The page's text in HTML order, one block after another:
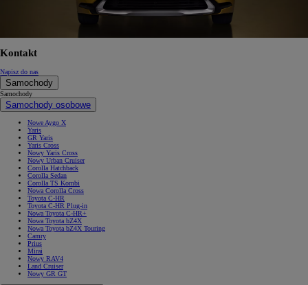
Kontakt
Napisz do nas
Samochody
Samochody
Samochody osobowe
Nowe Aygo X
Yaris
GR Yaris
Yaris Cross
Nowy Yaris Cross
Nowy Urban Cruiser
Corolla Hatchback
Corolla Sedan
Corolla TS Kombi
Nowa Corolla Cross
Toyota C-HR
Toyota C-HR Plug-in
Nowa Toyota C-HR+
Nowa Toyota bZ4X
Nowa Toyota bZ4X Touring
Camry
Prius
Mirai
Nowy RAV4
Land Cruiser
Nowy GR GT